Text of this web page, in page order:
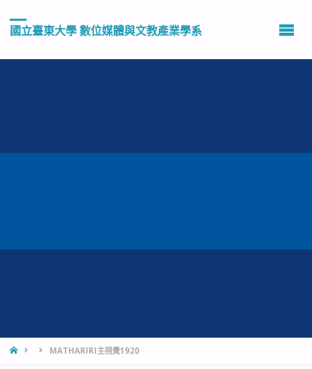
國立臺東大學 數位媒體與文教產業學系
HOME MATHARIRI主視覺1920